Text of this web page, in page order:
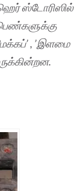
ஸ்டோரிஸில்
, ’இளமை